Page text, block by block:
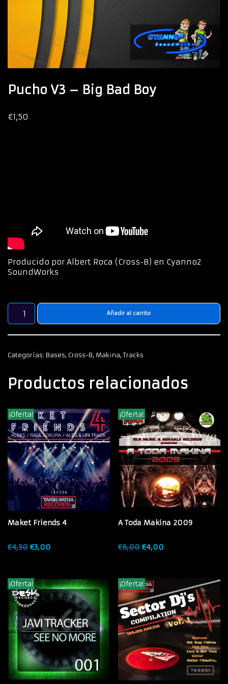
Pucho V3 – Big Bad Boy
€1,50
Producido por Albert Roca (Cross-B) en Cyanno2
SoundWorks
Añadir al carrito
Categorías: Bases, Cross-B, Makina,Tracks
Productos relacionados
¡Oferta!
Maket Friends 4
€4,50 €3,00
¡Oferta!
A Toda Makina 2009
€6,00 €4,00
¡Oferta! ¡Oferta!